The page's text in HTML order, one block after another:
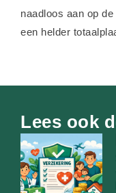
naadloos aan op
een helder
Lees ook